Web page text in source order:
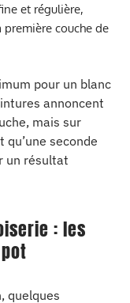
et régulière,
couche de
pour un blanc
annoncent
mais sur
seconde
un résultat
: les
quelques